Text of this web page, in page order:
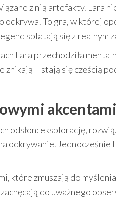
z nią artefakty. Lara
odkrywa. To gra, w której
splatają się z realnym
Lara przechodziła
– stają się częścią
akcentami
odsłon: eksplorację,
odkrywanie. Jednocześnie
które zmuszają do
do uważnego